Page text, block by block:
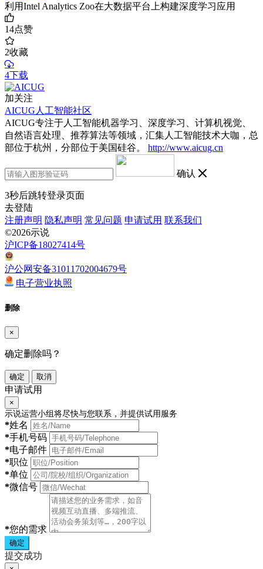
利用Intel Analytics Zoo在大数据平台上构建深度学习应用
14点赞
2收藏
4下载
加关注
AICUG人工智能社区
AICUG专注于人工智能机器学习、深度学习、计算机视觉、
自然语言处理、推荐算法等领域，汇集人工智能技术大咖，总
部位于杭州，分部位于美国硅谷。
http://www.aicug.cn
确认
3秒后跳转登录页面
去登陆
注册声明 隐私声明 常见问题 申请试用 联系我们
©2026示说
沪ICP备18027414号
沪公网安备31011702004679号
电子营业执照
删除
×
确定删除吗？
确定 取消
申请试用
×
示说运营小组将尽快与您联系，并提供试用服务
*姓名
*手机号码
*电子邮件
*职位
*单位
*微信号
*您的需求
确定
提交成功